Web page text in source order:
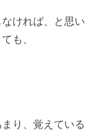
ければ、と思い
も、
り、覚えている